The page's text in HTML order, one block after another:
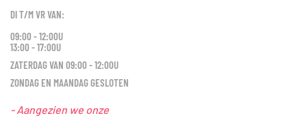
DI T/M VR VAN:
09:00 - 12:00U
13:00 - 17:00U
ZATERDAG VAN 09:00 - 12:00U
ZONDAG EN MAANDAG GESLOTEN
- Aangezien we onze